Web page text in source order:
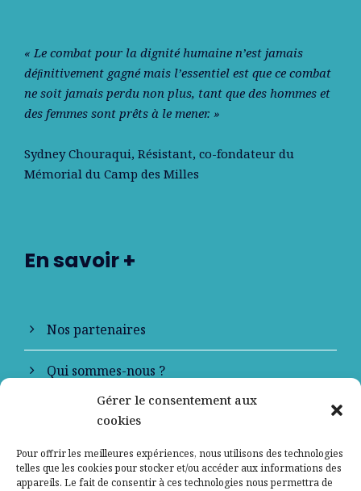
Gérer le consentement aux
cookies
Pour offrir les meilleures expériences, nous utilisons des technologies
telles que les cookies pour stocker et/ou accéder aux informations des
appareils. Le fait de consentir à ces technologies nous permettra de
« Le combat pour la dignité humaine n’est jamais
déﬁnitivement gagné mais l’essentiel est que ce combat
ne soit jamais perdu non plus, tant que des hommes et
des femmes sont prêts à le mener. »
Sydney Chouraqui, Résistant, co-fondateur du
Mémorial du Camp des Milles
En savoir +
Nos partenaires
Qui sommes-nous ?
Contactez-nous
Mentions légales